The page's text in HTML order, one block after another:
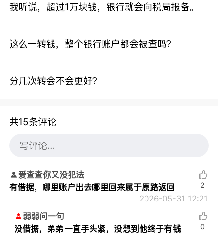
我听说，超过1万块钱，银行就会向税局报备。
这么一转钱，整个银行账户都会被查吗？
分几次转会不会更好？
共15条评论
爱查查你又没犯法
有借据，哪里账户出去哪里回来属于原路返回
2026-05-31 12:21
2
弱弱问一句
没借据，弟弟一直手头紧，没想到他终于有钱
0